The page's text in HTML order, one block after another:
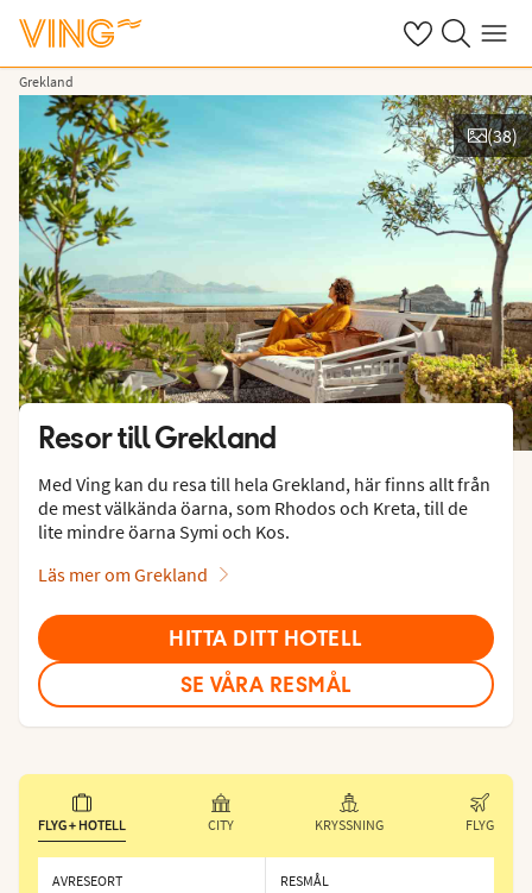
Se dinaSök på ving.se
Meny
Grekland
Se bilder
(38)
Resor tillGrekland
Med Ving kan du resa till hela Grekland, här finns allt från
de mest välkända öarna, som Rhodos och Kreta, till de
lite mindre öarna Symi och Kos.
Läs mer om Grekland
HITTA DITT HOTELL
SE VÅRA RESMÅL
FLYG + HOTELL CITY KRYSSNING FLYG
AVRESEORT RESMÅL